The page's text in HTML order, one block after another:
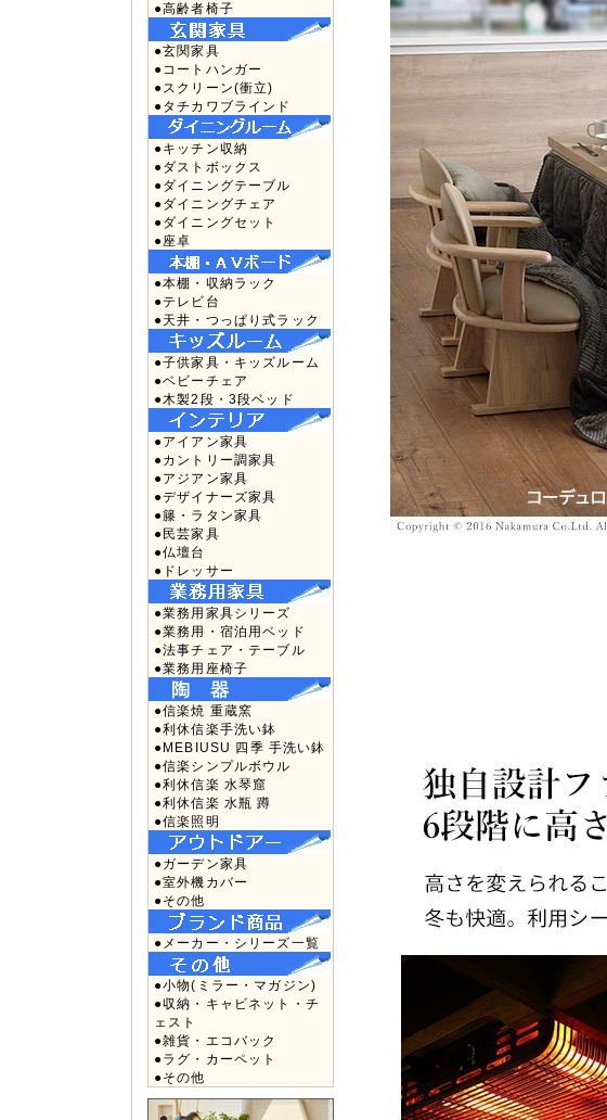
●高齢者椅子
●玄関家具
●コートハンガー
●スクリーン(衝立)
●タチカワブラインド
●キッチン収納
●ダストボックス
●ダイニングテーブル
●ダイニングチェア
●ダイニングセット
●座卓
●本棚・収納ラック
●テレビ台
●天井・つっぱり式ラック
●子供家具・キッズルーム
●ベビーチェア
●木製2段・3段ベッド
●アイアン家具
●カントリー調家具
●アジアン家具
●デザイナーズ家具
●籐・ラタン家具
●民芸家具
●仏壇台
●ドレッサー
●業務用家具シリーズ
●業務用・宿泊用ベッド
●法事チェア・テーブル
●業務用座椅子
●信楽焼 重蔵窯
●利休信楽手洗い鉢
●MEBIUSU 四季 手洗い鉢
●信楽シンプルボウル
●利休信楽 水琴窟
●利休信楽 水瓶 蹲
●信楽照明
●ガーデン家具
●室外機カバー
●その他
●メーカー・シリーズ一覧
●小物(ミラー・マガジン)
●収納・キャビネット・チ
ェスト
●雑貨・エコバック
●ラグ・カーペット
●その他